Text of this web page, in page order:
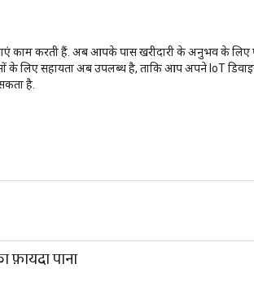
काम करती हैं. अब आपके पास खरीदारी के अनुभव के लिए
के लिए सहायता अब उपलब्ध है, ताकि आप अपने IoT
है.
पाना